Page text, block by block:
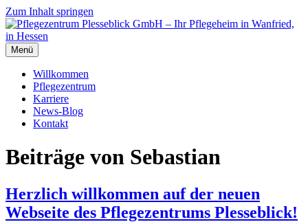
Zum Inhalt springen
Menü
Willkommen
Pflegezentrum
Karriere
News-Blog
Kontakt
Beiträge von Sebastian
Herzlich willkommen auf der neuen
Webseite des Pflegezentrums Plesseblick!